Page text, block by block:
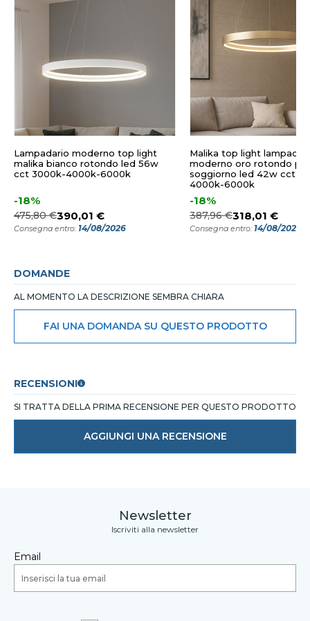
Lampadario moderno top light
malika bianco rotondo led 56w
cct 3000k-4000k-6000k
-18%
475,80 €390,01 €
Consegna entro: 14/08/2026
Malika top light
moderno oro rotondo per
soggiorno led 42w cct
4000k-6000k
-18%
387,96 €318,01 €
Consegna entro: 14/08/2026
DOMANDE
AL MOMENTO LA DESCRIZIONE SEMBRA CHIARA
FAI UNA DOMANDA SU QUESTO PRODOTTO
RECENSIONI
SI TRATTA DELLA PRIMA RECENSIONE PER QUESTO PRODOTTO
AGGIUNGI UNA RECENSIONE
Newsletter
Iscriviti alla newsletter
Email